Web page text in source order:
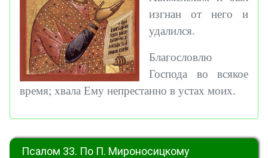
изгнан от него и
удалился.
Благословлю
Господа во всякое
время; хвала Ему непрестанно в устах моих.
Псалом 33. По П. Мироносицкому